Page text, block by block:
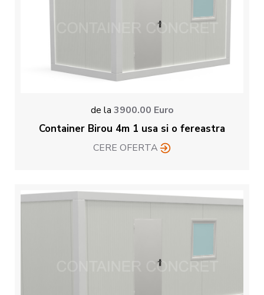
de la 3900.00 Euro
Container Birou 4m 1 usa si o fereastra
CERE OFERTA